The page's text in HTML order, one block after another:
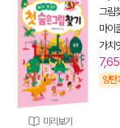
미리보기
그림
마이
가치
양탄